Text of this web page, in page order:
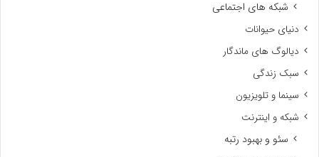
شبکه های اجتماعی
دنیای حیوانات
دیالوگ های ماندگار
سبک زندگی
سینما و تلویزیون
شبکه و اینترنت
سئو و بهبود رتبه